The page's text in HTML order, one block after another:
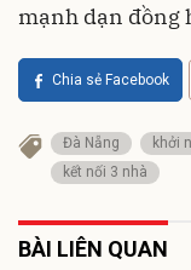
mạnh dạn đồng
Chia sẻ Facebook
Đà Nẵng khởi
kết nối 3 nhà
BÀI LIÊN QUAN